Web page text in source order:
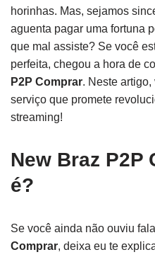
horinhas. Mas, sejamos
aguenta pagar uma fortuna
que mal assiste? Se você
perfeita, chegou a hora de
P2P Comprar. Neste
serviço que promete
streaming!
New Braz P2P
é?
Se você ainda não ouviu
Comprar, deixa eu te